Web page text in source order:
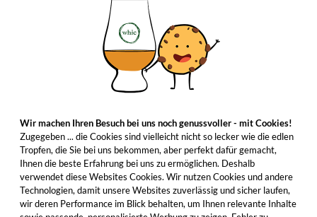
Wir machen Ihren Besuch bei uns noch genussvoller - mit Cookies!
Zugegeben ... die Cookies sind vielleicht nicht so lecker wie die edlen
Tropfen, die Sie bei uns bekommen, aber perfekt dafür gemacht,
Ihnen die beste Erfahrung bei uns zu ermöglichen. Deshalb
verwendet diese Websites Cookies. Wir nutzen Cookies und andere
Technologien, damit unsere Websites zuverlässig und sicher laufen,
wir deren Performance im Blick behalten, um Ihnen relevante Inhalte